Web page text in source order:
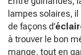
lampes solaires,
de façons d’
à trouver le bon
mange, tout en